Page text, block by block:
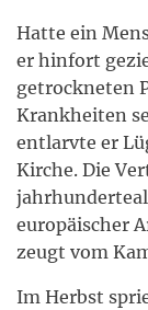
Hatte ein
er hinfort
getrockneten
Krankheiten
entlarvte er
Kirche. Die
europäischer
zeugt vom
Im Herbst